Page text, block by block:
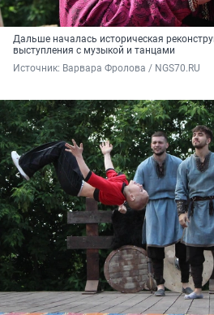
Дальше началась историческая
выступления с музыкой и танцами
Источник: Варвара Фролова / NGS70.RU